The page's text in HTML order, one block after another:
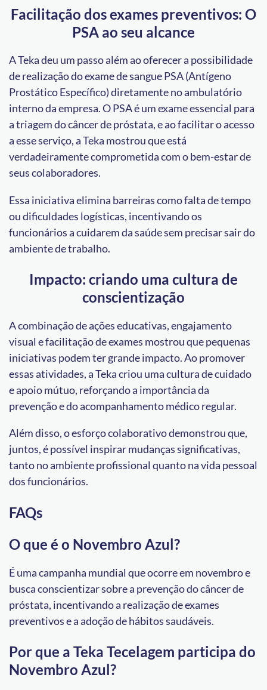
Facilitação dos exames preventivos: O
PSA ao seu alcance
A Teka deu um passo além ao oferecer a possibilidade
de realização do exame de sangue PSA (Antígeno
Prostático Específico) diretamente no ambulatório
interno da empresa. O PSA é um exame essencial para
a triagem do câncer de próstata, e ao facilitar o acesso
a esse serviço, a Teka mostrou que está
verdadeiramente comprometida com o bem-estar de
seus colaboradores.
Essa iniciativa elimina barreiras como falta de tempo
ou dificuldades logísticas, incentivando os
funcionários a cuidarem da saúde sem precisar sair do
ambiente de trabalho.
Impacto: criando uma cultura de
conscientização
A combinação de ações educativas, engajamento
visual e facilitação de exames mostrou que pequenas
iniciativas podem ter grande impacto. Ao promover
essas atividades, a Teka criou uma cultura de cuidado
e apoio mútuo, reforçando a importância da
prevenção e do acompanhamento médico regular.
Além disso, o esforço colaborativo demonstrou que,
juntos, é possível inspirar mudanças significativas,
tanto no ambiente profissional quanto na vida pessoal
dos funcionários.
FAQs
O que é o Novembro Azul?
É uma campanha mundial que ocorre em novembro e
busca conscientizar sobre a prevenção do câncer de
próstata, incentivando a realização de exames
preventivos e a adoção de hábitos saudáveis.
Por que a Teka Tecelagem participa do
Novembro Azul?